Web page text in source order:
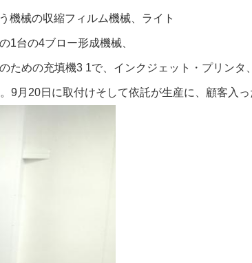
機械の収縮フィルム機械、ライト
1台の4ブロー形成機械、
めの充填機3 1で、インクジェット・プリンタ
月20日に取付けそして依託が生産に、顧客入っ